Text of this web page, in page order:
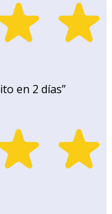
en 2 días”